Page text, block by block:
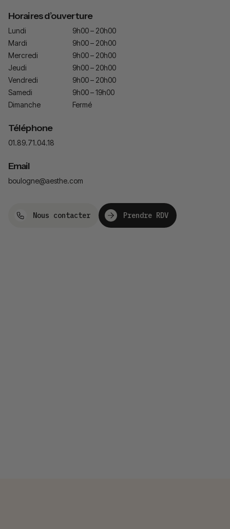
Horaires d’ouverture
Lundi
9h00 – 20h00
Mardi
9h00 – 20h00
Mercredi
9h00 – 20h00
Jeudi
9h00 – 20h00
Vendredi
9h00 – 20h00
Samedi
9h00 – 19h00
Dimanche
Fermé
Téléphone
01.89.71.04.18
Email
boulogne@aesthe.com
Nous contacter Prendre RDV